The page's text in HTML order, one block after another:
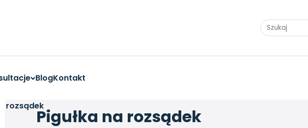
BlogKontakt
rozsądekPigułka na rozsądek